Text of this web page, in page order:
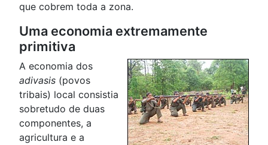
que cobrem toda a zona.
Uma economia extremamente
primitiva
A economia dos
adivasis (povos
tribais) local consistia
sobretudo de duas
componentes, a
agricultura e a